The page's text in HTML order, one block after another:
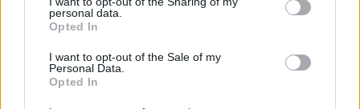
grant or deny consent to Google and its third-party tags to
use your data for below specified purposes in below Google
consent section.
personal data.
Opted In
I want to opt-out of the Sale of my
Personal Data.
Opted In
Όροι Χρήσης. Το site προστατεύεται από reCAPTCHA, ισχύουν
Πολιτική Απορρήτου